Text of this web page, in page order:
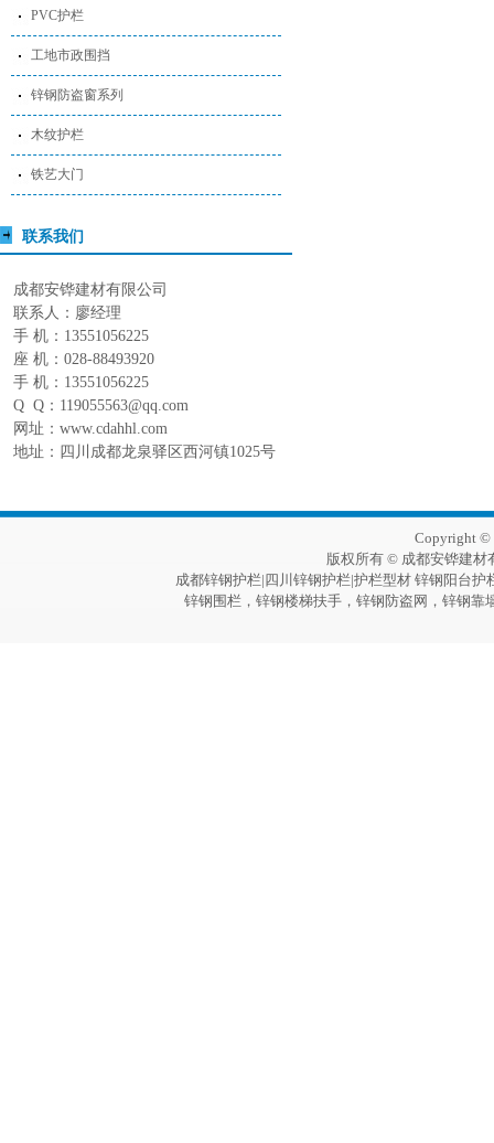
PVC护栏
工地市政围挡
锌钢防盗窗系列
木纹护栏
铁艺大门
联系我们
成都安铧建材有限公司
联系人：廖经理
手 机：13551056225
座 机：028-88493920
手 机：13551056225
Q Q：119055563@qq.com
网址：www.cdahhl.com
地址：四川成都龙泉驿区西河镇1025号
Copyright ©
版权所有 © 成都安铧建材
成都锌钢护栏|四川锌钢护栏|护栏型材 锌钢阳台
锌钢围栏，锌钢楼梯扶手，锌钢防盗网，锌钢